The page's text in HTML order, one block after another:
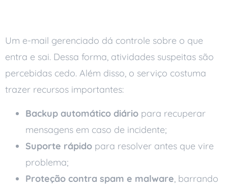
Um e-mail gerenciado dá controle sobre o que
entra e sai. Dessa forma, atividades suspeitas são
percebidas cedo. Além disso, o serviço costuma
trazer recursos importantes:
Backup automático diário para recuperar
mensagens em caso de incidente;
Suporte rápido para resolver antes que vire
problema;
Proteção contra spam e malware, barrando